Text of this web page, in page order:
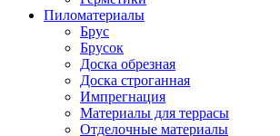
Пиломатериалы
Брус
Брусок
Доска обрезная
Доска строганная
Импрегнация
Материалы для террасы
Отделочные материалы